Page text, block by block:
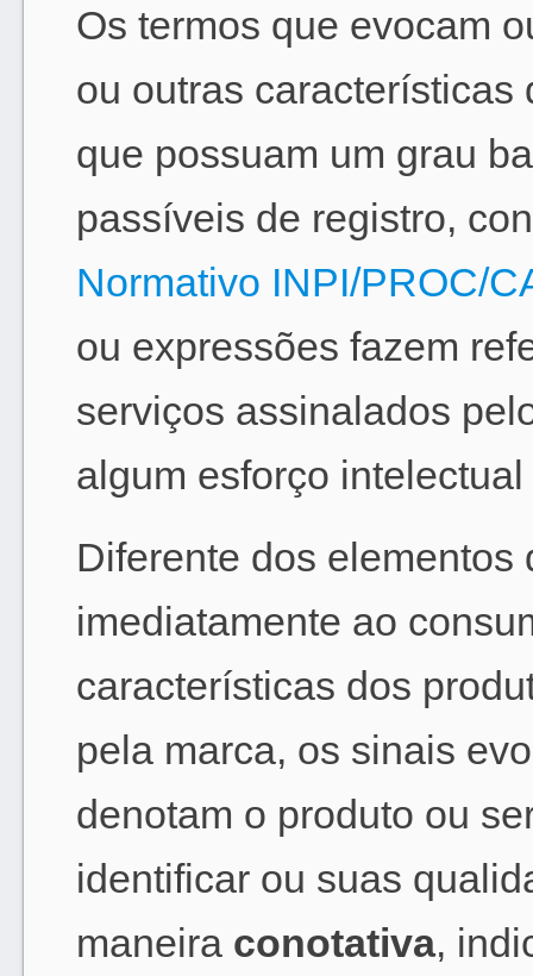
Os termos que evocam
ou outras características
que possuam um grau
passíveis de registro,
Normativo INPI/PROC/
ou expressões fazem
serviços assinalados
algum esforço
Diferente dos
imediatamente ao
características dos
pela marca, os sinais
denotam o produto ou
identificar ou suas
maneira conotativa,